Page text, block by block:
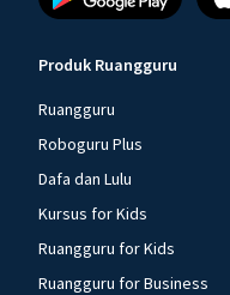
Produk Ruangguru
Ruangguru
Roboguru Plus
Dafa dan Lulu
Kursus for Kids
Ruangguru for Kids
Ruangguru for Business